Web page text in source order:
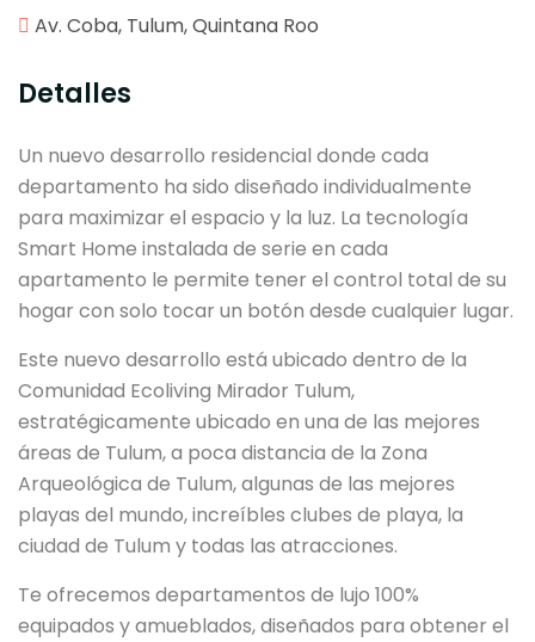
Av. Coba, Tulum, Quintana Roo
Detalles
Un nuevo desarrollo residencial donde cada
departamento ha sido diseñado individualmente
para maximizar el espacio y la luz. La tecnología
Smart Home instalada de serie en cada
apartamento le permite tener el control total de su
hogar con solo tocar un botón desde cualquier lugar.
Este nuevo desarrollo está ubicado dentro de la
Comunidad Ecoliving Mirador Tulum,
estratégicamente ubicado en una de las mejores
áreas de Tulum, a poca distancia de la Zona
Arqueológica de Tulum, algunas de las mejores
playas del mundo, increíbles clubes de playa, la
ciudad de Tulum y todas las atracciones.
Te ofrecemos departamentos de lujo 100%
equipados y amueblados, diseñados para obtener el